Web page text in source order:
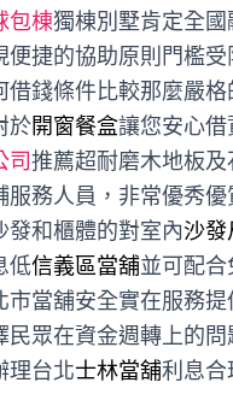
包棟獨棟別墅肯定全
便捷的協助原則門檻
錢條件比較那麼嚴格
於開窗餐盒讓您安心
司推薦超耐磨木地板
服務人員，非常優秀
發和櫃體的對室內沙發
低信義區當舖並可配
市當舖安全實在服務
眾在資金週轉上的問
理台北士林當舖利息合